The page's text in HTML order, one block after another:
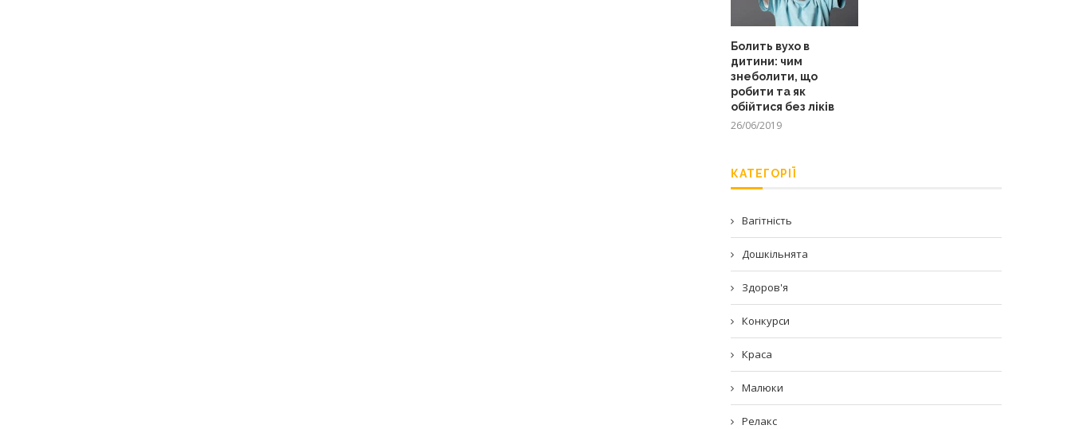
Болить вухо в
дитини: чим
знеболити, що
робити та як
обійтися без ліків
26/06/2019
КАТЕГОРІЇ
Вагітність
Дошкільнята
Здоров'я
Конкурси
Краса
Малюки
Релакс